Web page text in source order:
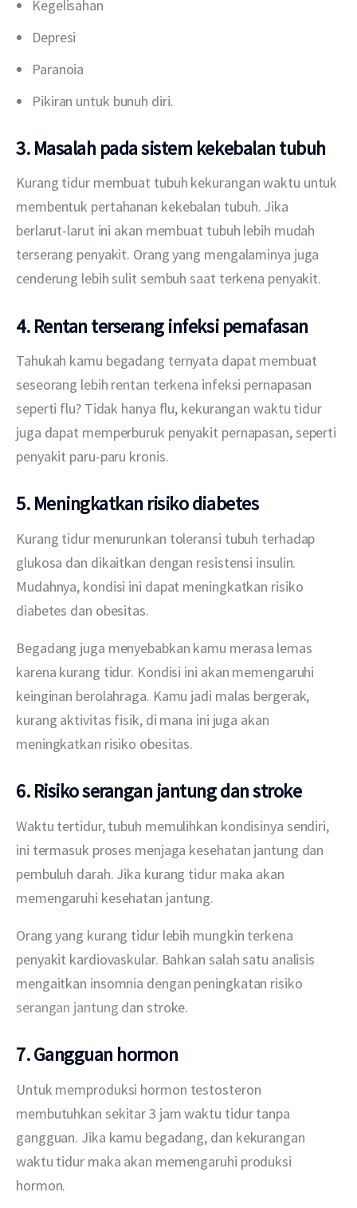
Kegelisahan
Depresi
Paranoia
Pikiran untuk bunuh diri.
3. Masalah pada sistem kekebalan tubuh
Kurang tidur membuat tubuh kekurangan waktu untuk
membentuk pertahanan kekebalan tubuh. Jika
berlarut-larut ini akan membuat tubuh lebih mudah
terserang penyakit. Orang yang mengalaminya juga
cenderung lebih sulit sembuh saat terkena penyakit.
4. Rentan terserang infeksi pernafasan
Tahukah kamu begadang ternyata dapat membuat
seseorang lebih rentan terkena infeksi pernapasan
seperti flu? Tidak hanya flu, kekurangan waktu tidur
juga dapat memperburuk penyakit pernapasan, seperti
penyakit paru-paru kronis.
5. Meningkatkan risiko diabetes
Kurang tidur menurunkan toleransi tubuh terhadap
glukosa dan dikaitkan dengan resistensi insulin.
Mudahnya, kondisi ini dapat meningkatkan risiko
diabetes dan obesitas.
Begadang juga menyebabkan kamu merasa lemas
karena kurang tidur. Kondisi ini akan memengaruhi
keinginan berolahraga. Kamu jadi malas bergerak,
kurang aktivitas fisik, di mana ini juga akan
meningkatkan risiko obesitas.
6. Risiko serangan jantung dan stroke
Waktu tertidur, tubuh memulihkan kondisinya sendiri,
ini termasuk proses menjaga kesehatan jantung dan
pembuluh darah. Jika kurang tidur maka akan
memengaruhi kesehatan jantung.
Orang yang kurang tidur lebih mungkin terkena
penyakit kardiovaskular. Bahkan salah satu analisis
mengaitkan insomnia dengan peningkatan risiko
serangan jantung dan stroke.
7. Gangguan hormon
Untuk memproduksi hormon testosteron
membutuhkan sekitar 3 jam waktu tidur tanpa
gangguan. Jika kamu begadang, dan kekurangan
waktu tidur maka akan memengaruhi produksi
hormon.